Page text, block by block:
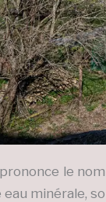
le
eau minérale,